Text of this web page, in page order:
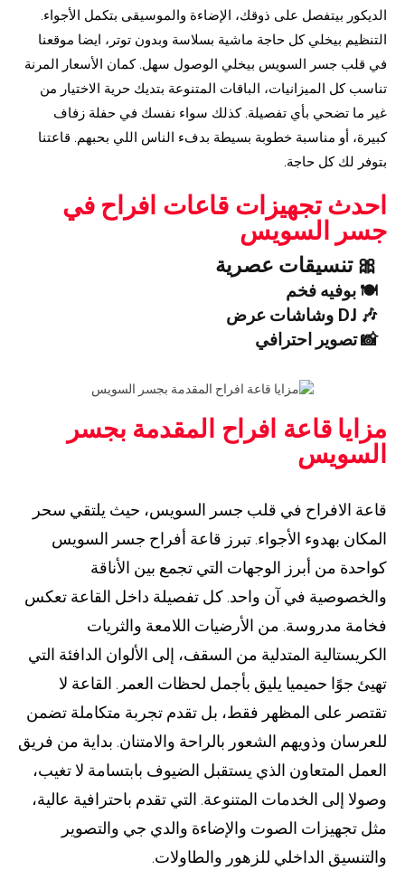
الديكور بيتفصل على ذوقك، الإضاءة والموسيقى بتكمل الأجواء.
التنظيم بيخلي كل حاجة ماشية بسلاسة وبدون توتر، ايضا موقعنا
في قلب جسر السويس بيخلي الوصول سهل. كمان الأسعار المرنة
تناسب كل الميزانيات، الباقات المتنوعة بتديك حرية الاختيار من
غير ما تضحي بأي تفصيلة. كذلك سواء نفسك في حفلة زفاف
كبيرة، أو مناسبة خطوبة بسيطة بدفء الناس اللي بحبهم. قاعتنا
بتوفر لك كل حاجة.
احدث تجهيزات قاعات افراح في
جسر السويس
🎀 تنسيقات عصرية
🍽️ بوفيه فخم
🎶 DJ وشاشات عرض
📸 تصوير احترافي
مزايا قاعة افراح المقدمة بجسر
السويس
قاعة الافراح في قلب جسر السويس، حيث يلتقي سحر
المكان بهدوء الأجواء. تبرز قاعة أفراح جسر السويس
كواحدة من أبرز الوجهات التي تجمع بين الأناقة
والخصوصية في آن واحد. كل تفصيلة داخل القاعة تعكس
فخامة مدروسة. من الأرضيات اللامعة والثريات
الكريستالية المتدلية من السقف، إلى الألوان الدافئة التي
تهيئ جوًا حميميا يليق بأجمل لحظات العمر. القاعة لا
تقتصر على المظهر فقط، بل تقدم تجربة متكاملة تضمن
للعرسان وذويهم الشعور بالراحة والامتنان. بداية من فريق
العمل المتعاون الذي يستقبل الضيوف بابتسامة لا تغيب،
وصولا إلى الخدمات المتنوعة. التي تقدم باحترافية عالية،
مثل تجهيزات الصوت والإضاءة والدي جي والتصوير
والتنسيق الداخلي للزهور والطاولات.